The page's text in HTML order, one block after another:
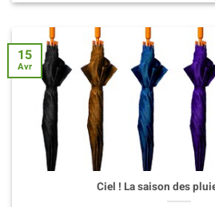
Ciel ! La saison des
15
Avr